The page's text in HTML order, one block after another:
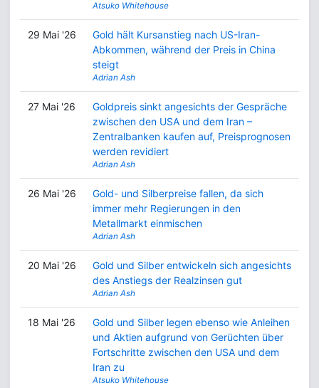
Atsuko Whitehouse
29 Mai '26
Gold hält Kursanstieg nach US-Iran-
Abkommen, während der Preis in China
steigt
Adrian Ash
27 Mai '26
Goldpreis sinkt angesichts der Gespräche
zwischen den USA und dem Iran –
Zentralbanken kaufen auf, Preisprognosen
werden revidiert
Adrian Ash
26 Mai '26
Gold- und Silberpreise fallen, da sich
immer mehr Regierungen in den
Metallmarkt einmischen
Adrian Ash
20 Mai '26
Gold und Silber entwickeln sich angesichts
des Anstiegs der Realzinsen gut
Adrian Ash
18 Mai '26
Gold und Silber legen ebenso wie Anleihen
und Aktien aufgrund von Gerüchten über
Fortschritte zwischen den USA und dem
Iran zu
Atsuko Whitehouse